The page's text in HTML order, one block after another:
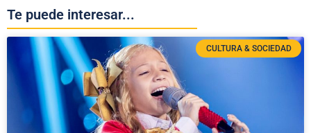
Te puede interesar...
CULTURA & SOCIEDAD